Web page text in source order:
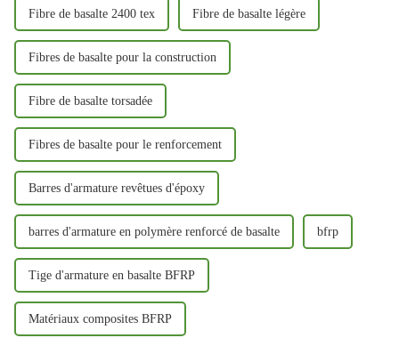
Fibre de basalte 2400 tex Fibre de basalte légère
Fibres de basalte pour la construction
Fibre de basalte torsadée
Fibres de basalte pour le renforcement
Barres d'armature revêtues d'époxy
barres d'armature en polymère renforcé de basalte bfrp
Tige d'armature en basalte BFRP
Matériaux composites BFRP